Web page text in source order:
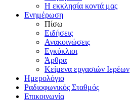
Η εκκλησία κοντά μας
Ενημέρωση
Πίσω
Ειδήσεις
Ανακοινώσεις
Εγκύκλιοι
Άρθρα
Κείμενα εργασιών Ιερέων
Ημερολόγιο
Ραδιοφωνικός Σταθμός
Επικοινωνία